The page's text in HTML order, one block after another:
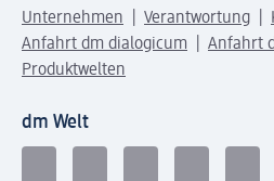
Unternehmen Verantwortung
Anfahrt dm dialogicum
Anfahrt
Produktwelten
dm Welt